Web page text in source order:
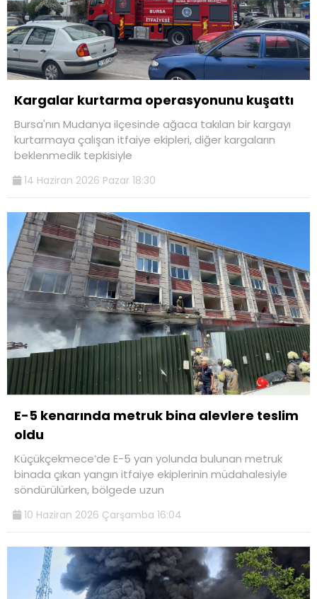
Kargalar kurtarma operasyonunu kuşattı
Bursa'nın Mudanya ilçesinde ağaca takılan bir kargayı
kurtarmaya çalışan itfaiye ekipleri, diğer kargaların
beklenmedik tepkisiyle
14 Haziran 2026 Pazar 18:30
E-5 kenarında metruk bina alevlere teslim
oldu
Küçükçekmece’de E-5 yan yolunda bulunan metruk
binada çıkan yangın itfaiye ekiplerinin müdahalesiyle
söndürülürken, bölgede uzun
10 Haziran 2026 Çarşamba 16:04